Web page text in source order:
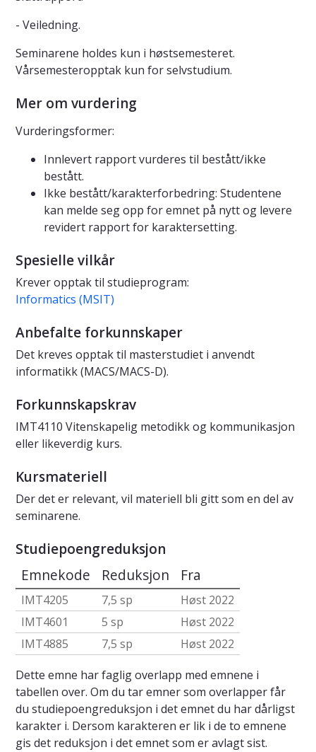
- Veiledning.
Seminarene holdes kun i høstsemesteret.
Vårsemesteropptak kun for selvstudium.
Mer om vurdering
Vurderingsformer:
Innlevert rapport vurderes til bestått/ikke
bestått.
Ikke bestått/karakterforbedring: Studentene
kan melde seg opp for emnet på nytt og levere
revidert rapport for karaktersetting.
Spesielle vilkår
Krever opptak til studieprogram:
Informatics (MSIT)
Anbefalte forkunnskaper
Det kreves opptak til masterstudiet i anvendt
informatikk (MACS/MACS-D).
Forkunnskapskrav
IMT4110 Vitenskapelig metodikk og kommunikasjon
eller likeverdig kurs.
Kursmateriell
Der det er relevant, vil materiell bli gitt som en del av
seminarene.
Studiepoengreduksjon
Emnekode Reduksjon Fra
IMT4205 7,5 sp
Høst 2022
IMT4601
5 sp
Høst 2022
IMT4885
7,5 sp
Høst 2022
Dette emne har faglig overlapp med emnene i
tabellen over. Om du tar emner som overlapper får
du studiepoengreduksjon i det emnet du har dårligst
karakter i. Dersom karakteren er lik i de to emnene
gis det reduksjon i det emnet som er avlagt sist.